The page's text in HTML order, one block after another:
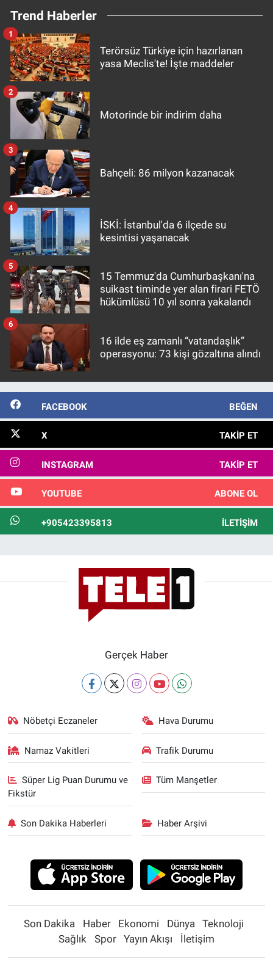
Trend Haberler
Terörsüz Türkiye için hazırlanan
yasa Meclis'te! İşte maddeler
1
Motorinde bir indirim daha
2
Bahçeli: 86 milyon kazanacak
3
İSKİ: İstanbul'da 6 ilçede su
kesintisi yaşanacak
4
15 Temmuz'da Cumhurbaşkanı'na
suikast timinde yer alan firari FETÖ
hükümlüsü 10 yıl sonra yakalandı
5
16 ilde eş zamanlı “vatandaşlık”
operasyonu: 73 kişi gözaltına alındı
6
FACEBOOK BEĞEN
X TAKIP ET
INSTAGRAM TAKIP ET
YOUTUBE ABONE OL
+905423395813 İLETIŞIM
Gerçek Haber
Nöbetçi Eczaneler Hava Durumu
Namaz Vakitleri Trafik Durumu
Süper Lig Puan Durumu ve
Fikstür
Tüm Manşetler
Son Dakika Haberleri Haber Arşivi
Son Dakika Haber Ekonomi Dünya
Teknoloji
Sağlık
Spor Yayın Akışı İletişim